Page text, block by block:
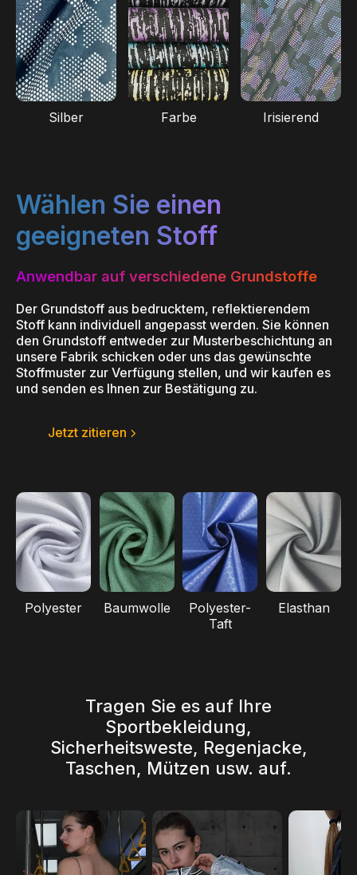
Silber Farbe Irisierend
Wählen Sie einen
geeigneten Stoff
Anwendbar auf verschiedene Grundstoffe
Der Grundstoff aus bedrucktem, reflektierendem
Stoff kann individuell angepasst werden. Sie können
den Grundstoff entweder zur Musterbeschichtung an
unsere Fabrik schicken oder uns das gewünschte
Stoffmuster zur Verfügung stellen, und wir kaufen es
und senden es Ihnen zur Bestätigung zu.
Jetzt zitieren
Polyester Baumwolle
Polyester-
Taft
Elasthan
Tragen Sie es auf Ihre
Sportbekleidung,
Sicherheitsweste, Regenjacke,
Taschen, Mützen usw. auf.